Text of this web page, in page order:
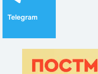
Telegram